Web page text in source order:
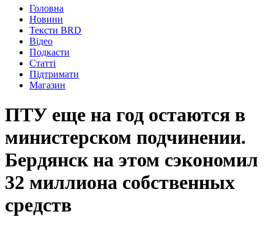
Головна
Новини
Тексти BRD
Відео
Подкасти
Статті
Підтримати
Магазин
ПТУ еще на год остаются в
министерском подчинении.
Бердянск на этом сэкономил
32 миллиона собственных
средств